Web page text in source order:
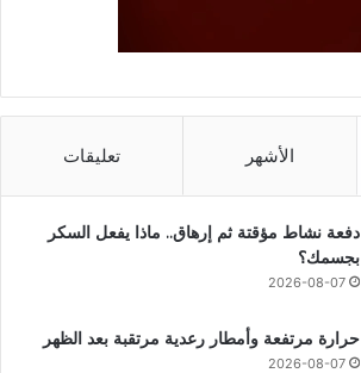
الأشهر تعليقات
دفعة نشاط مؤقتة ثم إرهاق.. ماذا يفعل السكر
بجسمك؟
2026-08-07
حرارة مرتفعة وأمطار رعدية مرتقبة بعد الظهر
2026-08-07